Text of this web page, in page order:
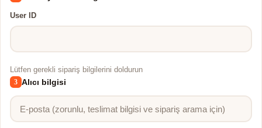
User ID
Lütfen gerekli sipariş bilgilerini doldurun
3 Alıcı bilgisi